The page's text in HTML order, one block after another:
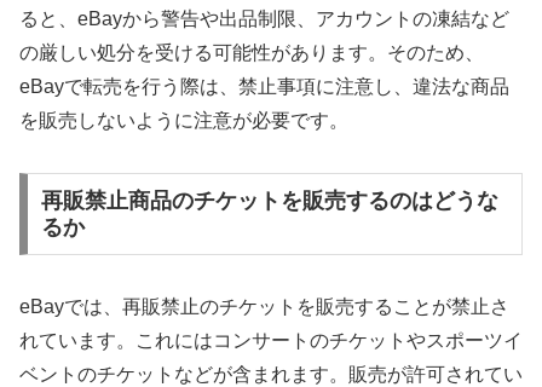
ると、eBayから警告や出品制限、アカウントの凍結など
の厳しい処分を受ける可能性があります。そのため、
eBayで転売を行う際は、禁止事項に注意し、違法な商品
を販売しないように注意が必要です。
再販禁止商品のチケットを販売するのはどうな
るか
eBayでは、再販禁止のチケットを販売することが禁止さ
れています。これにはコンサートのチケットやスポーツイ
ベントのチケットなどが含まれます。販売が許可されてい